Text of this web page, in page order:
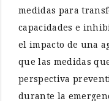
medidas para
capacidades e
el impacto de una
que las medidas
perspectiva
durante la